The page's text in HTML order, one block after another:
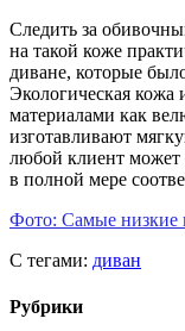
Следить за
на такой коже
диване, которые
Экологическая кожа
материалами как
изготавливают
любой клиент может
в полной мере
Фото: Самые низкие
С тегами: диван
Рубрики